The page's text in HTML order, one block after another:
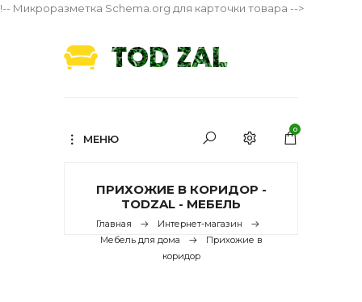
!-- Микроразметка Schema.org для карточки товара -->
МЕНЮ
0
ПРИХОЖИЕ В КОРИДОР -
TODZAL - МЕБЕЛЬ
Главная
Интернет-магазин
Мебель для дома
Прихожие в
коридор